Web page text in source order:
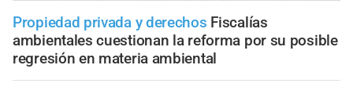
Propiedad privada y derechos Fiscalías
ambientales cuestionan la reforma por su posible
regresión en materia ambiental